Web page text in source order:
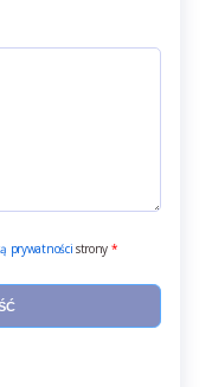
prywatności strony *